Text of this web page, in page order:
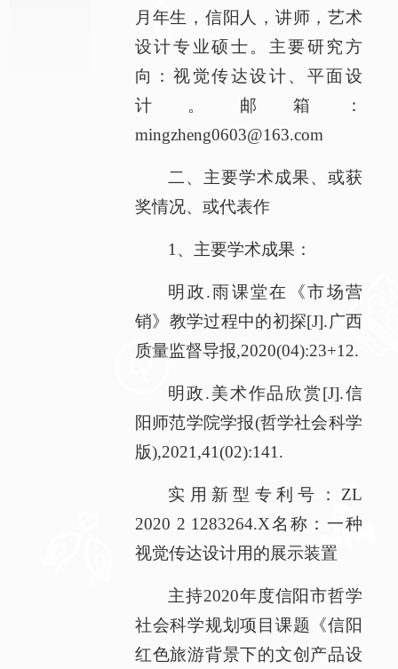
月年生，信阳人，讲师，艺术
设计专业硕士。主要研究方
向：视觉传达设计、平面设
计。邮箱：
mingzheng0603@163.com
二、主要学术成果、或获
奖情况、或代表作
1、主要学术成果：
明政.雨课堂在《市场营
销》教学过程中的初探[J].广西
质量监督导报,2020(04):23+12.
明政.美术作品欣赏[J].信
阳师范学院学报(哲学社会科学
版),2021,41(02):141.
实用新型专利号：ZL
2020 2 1283264.X名称：一种
视觉传达设计用的展示装置
主持2020年度信阳市哲学
社会科学规划项目课题《信阳
红色旅游背景下的文创产品设